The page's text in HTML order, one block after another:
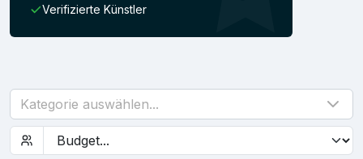
Verifizierte Künstler
Kategorie auswählen...